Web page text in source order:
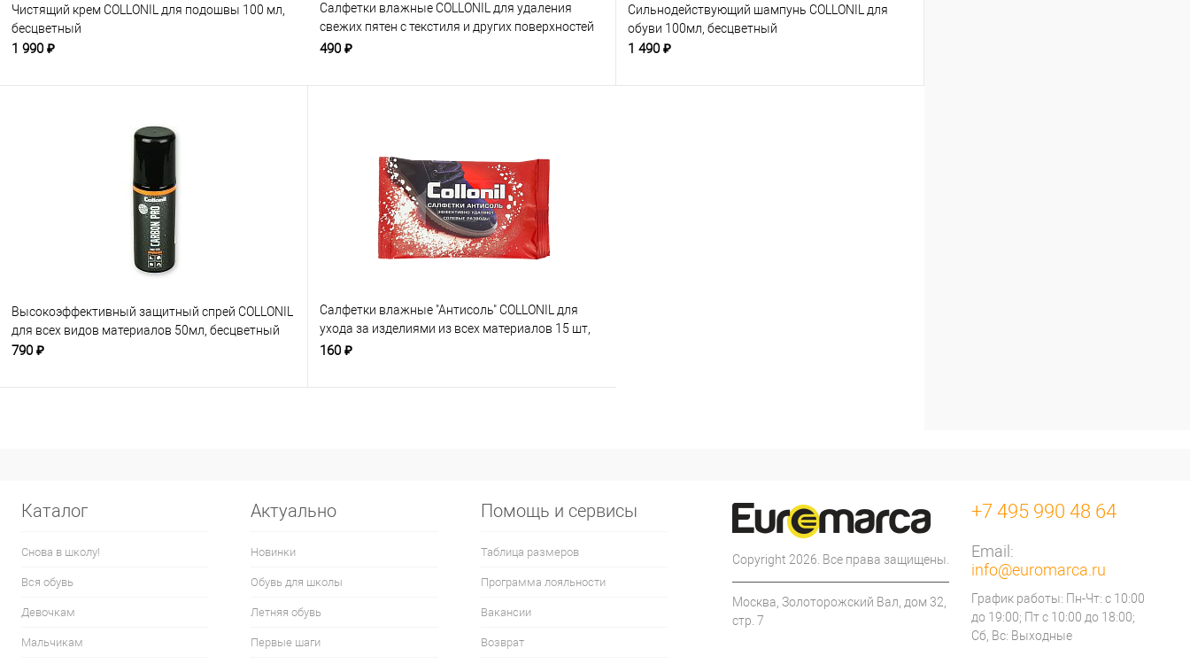
Чистящий крем COLLONIL для подошвы 100 мл,
бесцветный
1 990 ₽
Салфетки влажные COLLONIL для удаления
свежих пятен с текстиля и других поверхностей
15 шт, бесцветные
490 ₽
Сильнодействующий шампунь COLLONIL для
обуви 100мл, бесцветный
1 490 ₽
Высокоэффективный защитный спрей COLLONIL
для всех видов материалов 50мл, бесцветный
790 ₽
Салфетки влажные "Антисоль" COLLONIL для
ухода за изделиями из всех материалов 15 шт,
бесцветные
160 ₽
Каталог
Снова в школу!
Вся обувь
Девочкам
Мальчикам
Актуально
Новинки
Обувь для школы
Летняя обувь
Первые шаги
Помощь и сервисы
Таблица размеров
Программа лояльности
Вакансии
Возврат
Copyright 2026. Все права защищены.
Москва, Золоторожский Вал, дом 32,
стр. 7
+7 495 990 48 64
Email:
info@euromarca.ru
График работы: Пн-Чт: с 10:00
до 19:00; Пт с 10:00 до 18:00;
Сб, Вс: Выходные